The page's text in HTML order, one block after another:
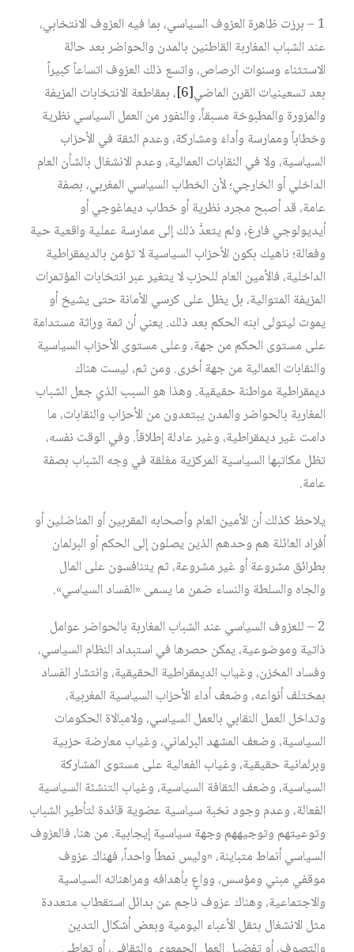
1 – برزت ظاهرة العزوف السياسي، بما فيه العزوف الانتخابي،
عند الشباب المغاربة القاطنين بالمدن والحواضر بعد حالة
الاستثناء وسنوات الرصاص، واتسع ذلك العزوف اتساعاً كبيراً
بعد تسعينيات القرن الماضي[6]
، بمقاطعة الانتخابات المزيفة
والمزورة والمطبوخة مسبقاً، والنفور من العمل السياسي نظرية
وخطاباً وممارسة وأداءَ ومشاركة، وعدم الثقة في الأحزاب
السياسية، ولا في النقابات العمالية، وعدم الانشغال بالشأن العام
الداخلي أو الخارجي؛ لأن الخطاب السياسي المغربي، بصفة
عامة، قد أصبح مجرد نظرية أو خطاب ديماغوجي أو
أيديولوجي فارغ، ولم يتعدَّ ذلك إلى ممارسة عملية واقعية حية
وفعالة؛ ناهيك بكون الأحزاب السياسية لا تؤمن بالديمقراطية
الداخلية، فالأمين العام للحزب لا يتغير عبر انتخابات المؤتمرات
المزيفة المتوالية، بل يظل على كرسي الأمانة حتى يشيخ أو
يموت ليتولى ابنه الحكم بعد ذلك. يعني أن ثمة وراثة مستدامة
على مستوى الحكم من جهة، وعلى مستوى الأحزاب السياسية
والنقابات العمالية من جهة أخرى. ومن ثم، ليست هناك
ديمقراطية مواطنة حقيقية. وهذا هو السبب الذي جعل الشباب
المغاربة بالحواضر والمدن يبتعدون من الأحزاب والنقابات، ما
دامت غير ديمقراطية، وغير عادلة إطلاقاً. وفي الوقت نفسه،
تظل مكاتبها السياسية المركزية مغلقة في وجه الشباب بصفة
عامة.
يلاحظ كذلك أن الأمين العام وأصحابه المقربين أو المناضلين أو
أفراد العائلة هم وحدهم الذين يصلون إلى الحكم أو البرلمان
بطرائق مشروعة أو غير مشروعة، ثم يتنافسون على المال
والجاه والسلطة والنساء ضمن ما يسمى «الفساد السياسي».
2 – للعزوف السياسي عند الشباب المغاربة بالحواضر عوامل
ذاتية وموضوعية، يمكن حصرها في استبداد النظام السياسي،
وفساد المخزن، وغياب الديمقراطية الحقيقية، وانتشار الفساد
بمختلف أنواعه، وضعف أداء الأحزاب السياسية المغربية،
وتداخل العمل النقابي بالعمل السياسي، ولامبالاة الحكومات
السياسية، وضعف المشهد البرلماني، وغياب معارضة حزبية
وبرلمانية حقيقية، وغياب الفعالية على مستوى المشاركة
السياسية، وضعف الثقافة السياسية، وغياب التنشئة السياسية
الفعالة، وعدم وجود نخبة سياسية عضوية قائدة لتأطير الشباب
وتوعيتهم وتوجيههم وجهة سياسية إيجابية. من هنا، فالعزوف
السياسي أنماط متباينة، «وليس نمطاً واحداً، فهناك عزوف
موقفي مبني ومؤسس، وواعٍ بأهدافه ومراهناته السياسية
والاجتماعية، وهناك عزوف ناجم عن بدائل استقطاب متعددة
مثل الانشغال بثقل الأعباء اليومية وبعض أشكال التدين